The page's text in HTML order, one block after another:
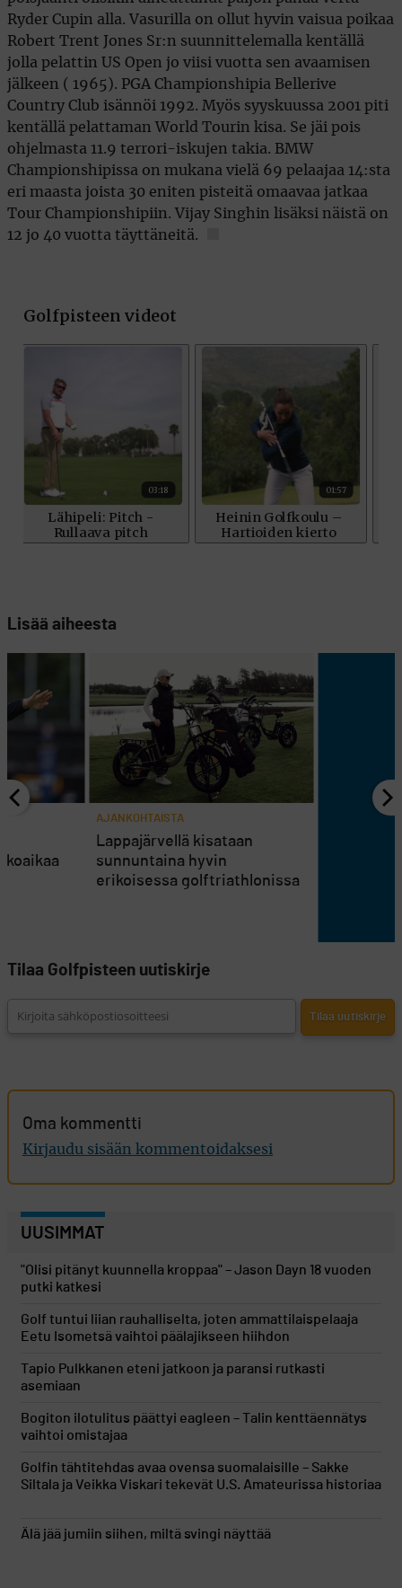
Ryder Cupin alla. Vasurilla on ollut hyvin vaisua poikaa
Robert Trent Jones Sr:n suunnittelemalla kentällä
jolla pelattin US Open jo viisi vuotta sen avaamisen
jälkeen ( 1965). PGA Championshipia Bellerive
Country Club isännöi 1992. Myös syyskuussa 2001 piti
kentällä pelattaman World Tourin kisa. Se jäi pois
ohjelmasta 11.9 terrori-iskujen takia. BMW
Championshipissa on mukana vielä 69 pelaajaa 14:sta
eri maasta joista 30 eniten pisteitä omaavaa jatkaa
Tour Championshipiin. Vijay Singhin lisäksi näistä on
12 jo 40 vuotta täyttäneitä.
Lisää aiheesta
AJANKOHTAISTA
Lappajärvellä kisataan
sunnuntaina hyvin
erikoisessa golftriathlonissa
Tilaa Golfpisteen uutiskirje
Oma kommentti
Kirjaudu sisään kommentoidaksesi
UUSIMMAT
"Olisi pitänyt kuunnella kroppaa" – Jason Dayn 18 vuoden
putki katkesi
Golf tuntui liian rauhalliselta, joten ammattilaispelaaja
Eetu Isometsä vaihtoi päälajikseen hiihdon
Tapio Pulkkanen eteni jatkoon ja paransi rutkasti
asemiaan
Bogiton ilotulitus päättyi eagleen – Talin kenttäennätys
vaihtoi omistajaa
Golfin tähtitehdas avaa ovensa suomalaisille – Sakke
Siltala ja Veikka Viskari tekevät U.S. Amateurissa historiaa
Älä jää jumiin siihen, miltä svingi näyttää